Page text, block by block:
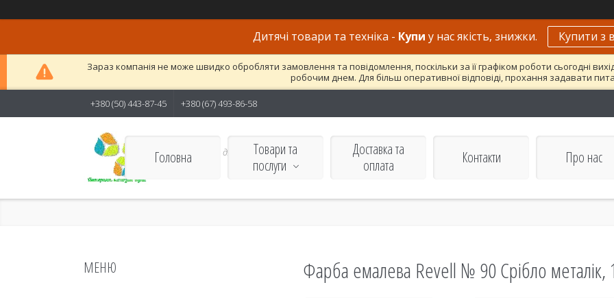
Дитячі товари та техніка - Купи у нас якість, знижки. Купити з
Зараз компанія не може швидко обробляти замовлення та повідомлення, поскільки за її графіком роботи сьогодні
робочим днем. Для більш оперативної відповіді, прохання задавати
+380 (50) 443-87-45 +380 (67) 493-86-58
Якісні товари для дітей і
дорослих
Головна
Товари та
послуги
Доставка та
оплата
Контакти Про нас
Фарба емалева Revell № 90 Срібло металік,